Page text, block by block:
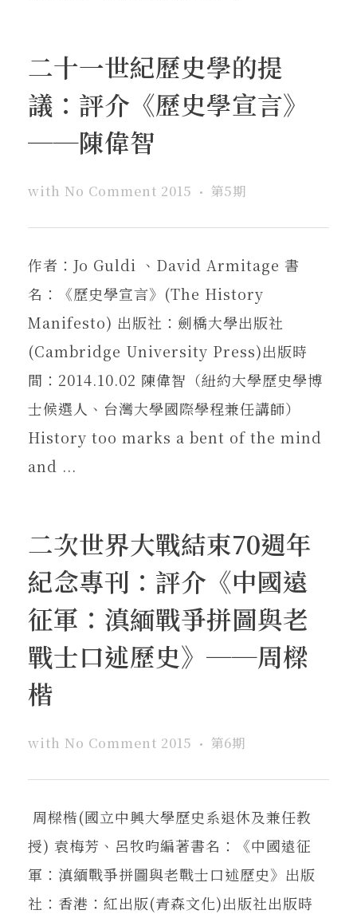
二十一世紀歷史學的提
議：評介《歷史學宣言》
──陳偉智
with No Comment 2015 第5期
作者：Jo Guldi 、David Armitage 書
名：《歷史學宣言》(The History
Manifesto) 出版社：劍橋大學出版社
(Cambridge University Press)出版時
間：2014.10.02 陳偉智（紐約大學歷史學博
士候選人、台灣大學國際學程兼任講師）
History too marks a bent of the mind
and ...
二次世界大戰結束70週年
紀念專刊：評介《中國遠
征軍：滇緬戰爭拼圖與老
戰士口述歷史》──周樑
楷
with No Comment 2015 第6期
周樑楷(國立中興大學歷史系退休及兼任教
授) 袁梅芳、呂牧昀編著書名：《中國遠征
軍：滇緬戰爭拼圖與老戰士口述歷史》出版
社：香港：紅出版(青森文化)出版社出版時